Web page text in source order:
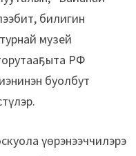
билигин
музей
РФ
буолбут
үөрэнээччилэрэ